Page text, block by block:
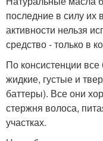
последние в силу их
активности нельзя
средство - только в
По консистенции
жидкие, густые и
баттеры). Все они
стержня волоса,
участках.